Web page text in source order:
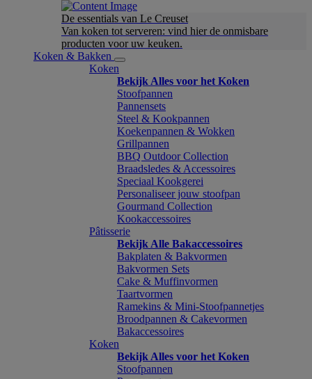
De essentials van Le Creuset
Van koken tot serveren: vind hier de onmisbare
producten voor uw keuken.
Koken & Bakken
Koken
Bekijk Alles voor het Koken
Stoofpannen
Pannensets
Steel & Kookpannen
Koekenpannen & Wokken
Grillpannen
BBQ Outdoor Collection
Braadsledes & Accessoires
Speciaal Kookgerei
Personaliseer jouw stoofpan
Gourmand Collection
Kookaccessoires
Pâtisserie
Bekijk Alle Bakaccessoires
Bakplaten & Bakvormen
Bakvormen Sets
Cake & Muffinvormen
Taartvormen
Ramekins & Mini-Stoofpannetjes
Broodpannen & Cakevormen
Bakaccessoires
Koken
Bekijk Alles voor het Koken
Stoofpannen